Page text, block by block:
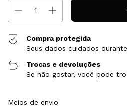
Compra protegida
Seus dados cuidados
Trocas e devoluções
Se não gostar, você pode
Entregas para o CEP:
Meios de envio